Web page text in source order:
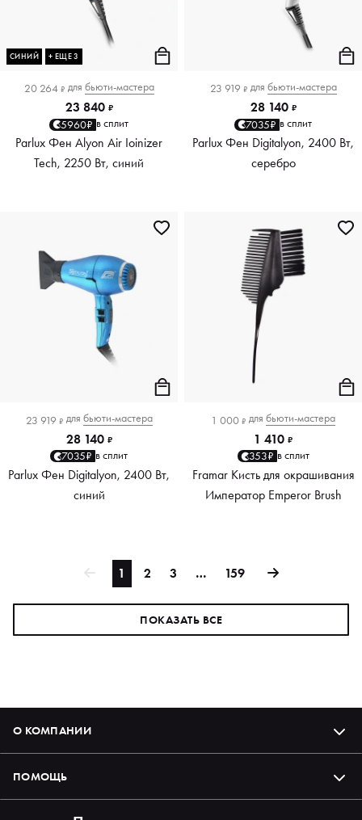
СИНИЙ + ЕЩЕ 3
20 264 ₽ для бьюти-мастера
23 840 ₽
5960₽ в сплит
Parlux Фен Alyon Air Ioinizer
Tech, 2250 Вт, синий
23 919 ₽ для бьюти-мастера
28 140 ₽
7035₽ в сплит
Parlux Фен Digitalyon, 2400 Вт,
серебро
23 919 ₽ для бьюти-мастера
28 140 ₽
7035₽ в сплит
Parlux Фен Digitalyon, 2400 Вт,
синий
1 000 ₽ для бьюти-мастера
1 410 ₽
353₽ в сплит
Framar Кисть для окрашивания
Император Emperor Brush
1 2 3 … 159
ПОКАЗАТЬ ВСЕ
О КОМПАНИИ
ПОМОЩЬ